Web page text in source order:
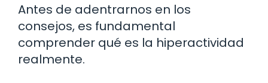
Antes de adentrarnos en los
consejos, es fundamental
comprender qué es la hiperactividad
realmente.